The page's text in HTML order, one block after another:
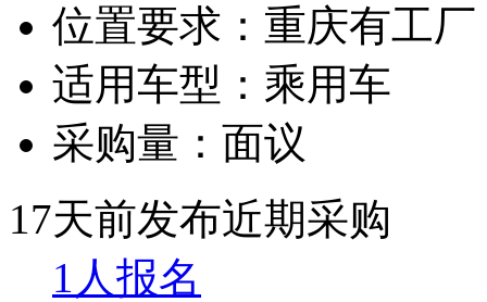
位置要求： 重庆有工厂
适用车型： 乘用车
采购量： 面议
17天前发布近期采购
1人报名